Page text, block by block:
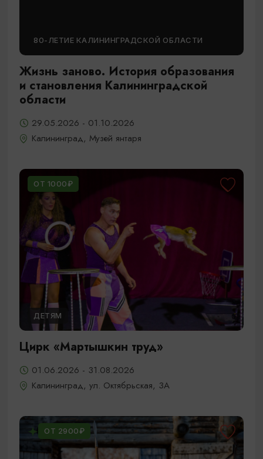
80-ЛЕТИЕ КАЛИНИНГРАДСКОЙ ОБЛАСТИ
Жизнь заново. История образования
и становления Калининградской
области
29.05.2026 - 01.10.2026
Калининград, Музей янтаря
ОТ 1000₽
ДЕТЯМ
Цирк «Мартышкин труд»
01.06.2026 - 31.08.2026
Калининград, ул. Октябрьская, 3А
ОТ 2900₽